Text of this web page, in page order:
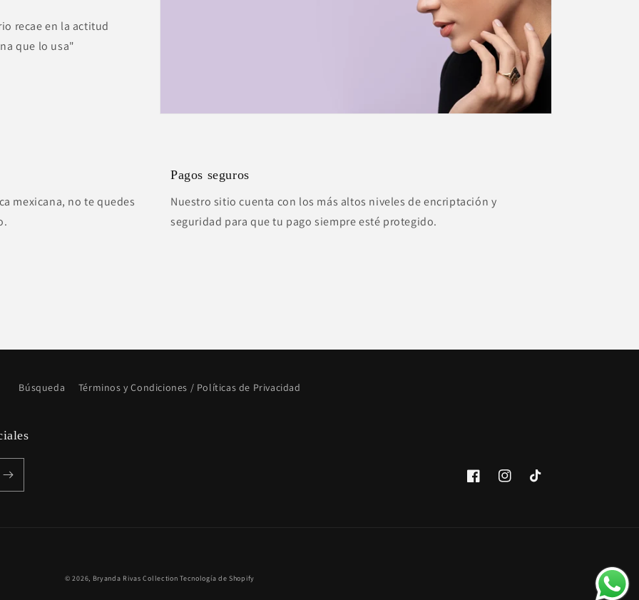
recae en la actitud
que lo usa"
mexicana, no te quedes
Pagos seguros
Nuestro sitio cuenta con los más altos niveles de encriptación y
seguridad para que tu pago siempre esté protegido.
Búsqueda Términos y Condiciones / Políticas de Privacidad
FacebookInstagramTikTok
© 2026, Bryanda Rivas Collection Tecnología de Shopify